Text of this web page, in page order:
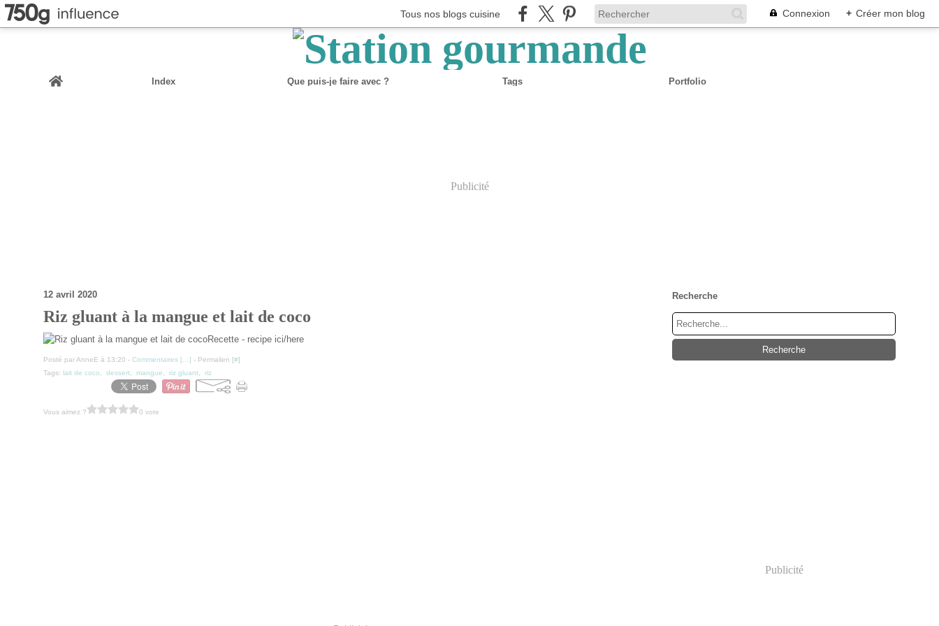
Tous nos blogs cuisine Connexion + Créer mon blog
Home
Index Que puis-je faire avec ? Tags Portfolio
Publicité
12 avril 2020
Riz gluant à la mangue et lait de coco
Recette - recipe ici/here
Posté par AnneE à 13:20 - Commentaires [ ] - Permalien [#]
Tags: lait de coco dessert mangue riz gluant riz
Vous aimez ? 0 vote
Recherche
Publicité